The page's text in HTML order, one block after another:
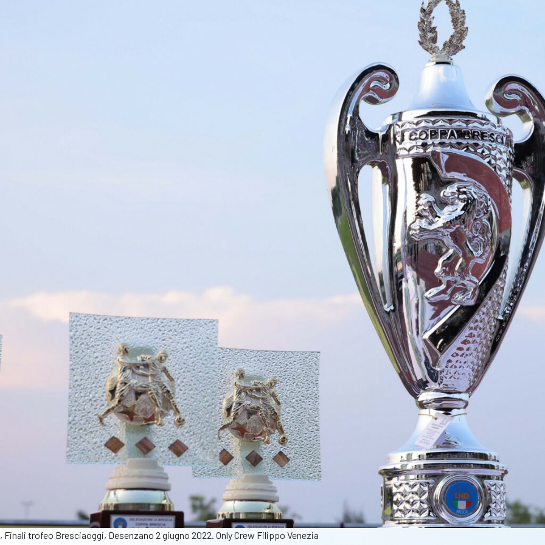
, Finali trofeo Bresciaoggi, Desenzano 2 giugno 2022. Only Crew Filippo Venezia